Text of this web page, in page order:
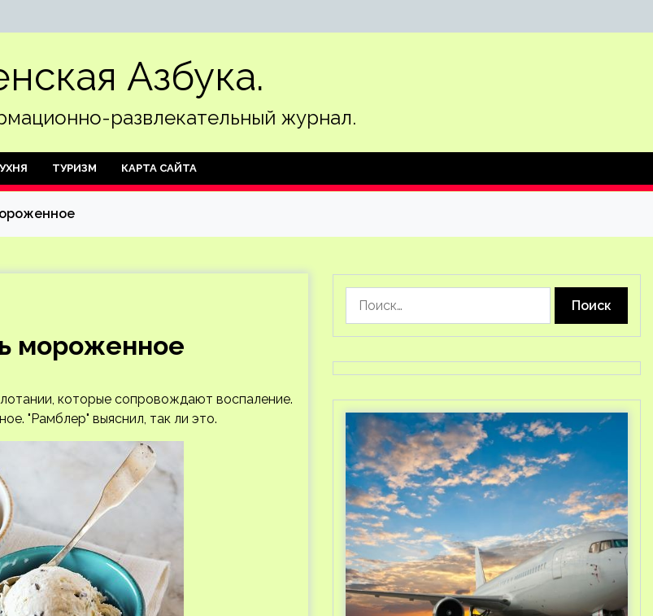
Азбука.
развлекательный журнал.
ТУРИЗМ КАРТА САЙТА
мороженное
которые сопровождают воспаление.
"Рамблер" выяснил, так ли это.